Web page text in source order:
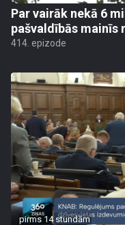
Par vairāk nekā 6
pašvaldībās mainīs
414. epizode
pirms 14 stundām